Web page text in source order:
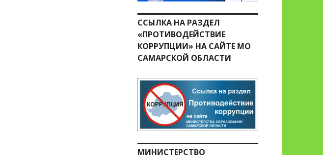
ССЫЛКА НА РАЗДЕЛ
«ПРОТИВОДЕЙСТВИЕ
КОРРУПЦИИ» НА САЙТЕ МО
САМАРСКОЙ ОБЛАСТИ
МИНИСТЕРСТВО